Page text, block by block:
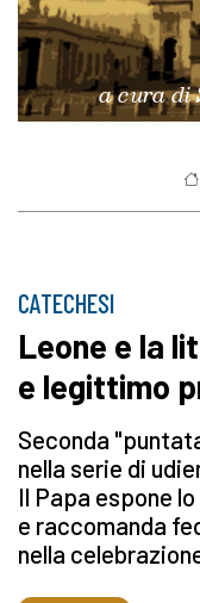
a cura di
CATECHESI
Leone e la
e legittimo
Seconda
nella serie di
Il Papa espone
e raccomanda
nella